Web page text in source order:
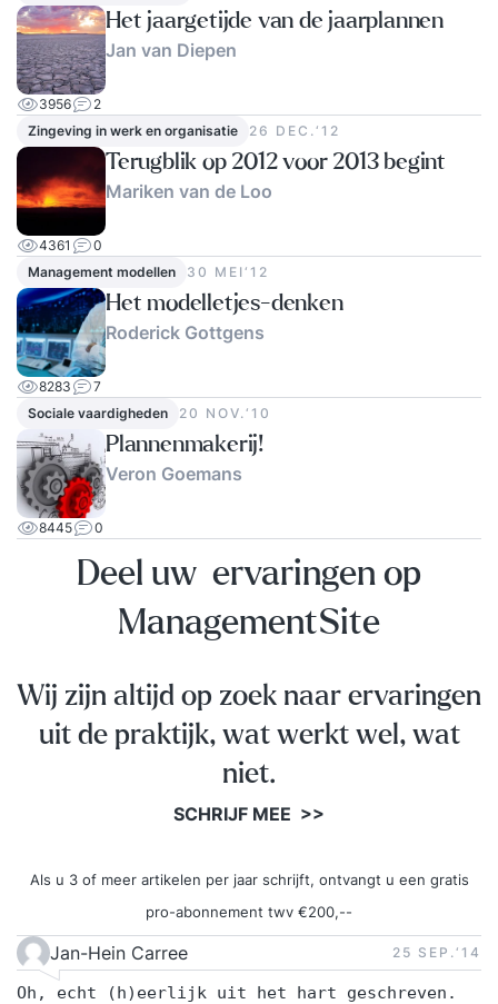
Het jaargetijde van de jaarplannen
Jan van Diepen
3956
2
Zingeving in werk en organisatie
26 DEC.‘12
Terugblik op 2012 voor 2013 begint
Mariken van de Loo
4361
0
Management modellen
30 MEI‘12
Het modelletjes-denken
Roderick Gottgens
8283
7
Sociale vaardigheden
20 NOV.‘10
Plannenmakerij!
Veron Goemans
8445 0
Deel uw ervaringen op
ManagementSite
Wij zijn altijd op zoek naar ervaringen
uit de praktijk, wat werkt wel, wat
niet.
SCHRIJF MEE >>
Als u 3 of meer artikelen per jaar schrijft, ontvangt u een gratis
pro-abonnement twv €200,--
Jan-Hein Carree 25 SEP.‘14
Oh, echt (h)eerlijk uit het hart geschreven.